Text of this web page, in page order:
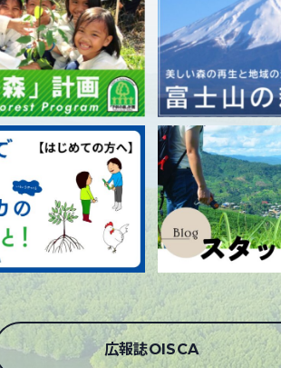
広報誌OISCA